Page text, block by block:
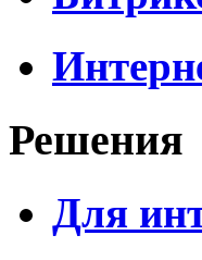
Решения
Для